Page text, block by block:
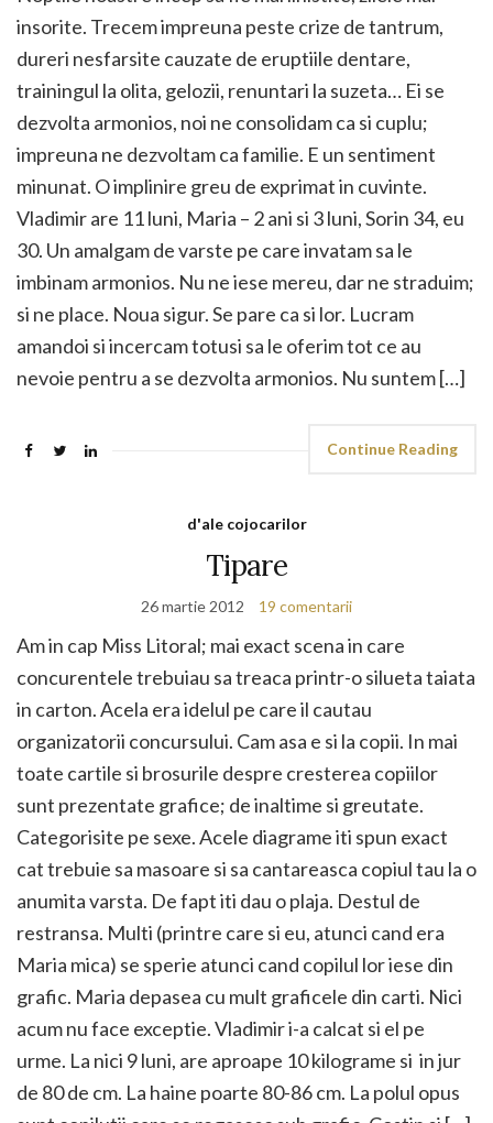
insorite. Trecem impreuna peste crize de tantrum,
dureri nesfarsite cauzate de eruptiile dentare,
trainingul la olita, gelozii, renuntari la suzeta… Ei se
dezvolta armonios, noi ne consolidam ca si cuplu;
impreuna ne dezvoltam ca familie. E un sentiment
minunat. O implinire greu de exprimat in cuvinte.
Vladimir are 11 luni, Maria – 2 ani si 3 luni, Sorin 34, eu
30. Un amalgam de varste pe care invatam sa le
imbinam armonios. Nu ne iese mereu, dar ne straduim;
si ne place. Noua sigur. Se pare ca si lor. Lucram
amandoi si incercam totusi sa le oferim tot ce au
nevoie pentru a se dezvolta armonios. Nu suntem […]
Continue Reading
d'ale cojocarilor
Tipare
26 martie 2012 19 comentarii
Am in cap Miss Litoral; mai exact scena in care
concurentele trebuiau sa treaca printr-o silueta taiata
in carton. Acela era idelul pe care il cautau
organizatorii concursului. Cam asa e si la copii. In mai
toate cartile si brosurile despre cresterea copiilor
sunt prezentate grafice; de inaltime si greutate.
Categorisite pe sexe. Acele diagrame iti spun exact
cat trebuie sa masoare si sa cantareasca copiul tau la o
anumita varsta. De fapt iti dau o plaja. Destul de
restransa. Multi (printre care si eu, atunci cand era
Maria mica) se sperie atunci cand copilul lor iese din
grafic. Maria depasea cu mult graficele din carti. Nici
acum nu face exceptie. Vladimir i-a calcat si el pe
urme. La nici 9 luni, are aproape 10 kilograme si in jur
de 80 de cm. La haine poarte 80-86 cm. La polul opus